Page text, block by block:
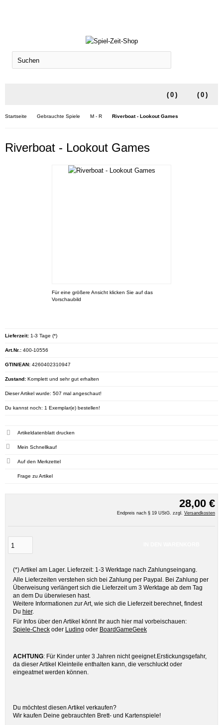
( 0 )
( 0 )
Startseite Gebrauchte Spiele M - R Riverboat - Lookout Games
Riverboat - Lookout Games
Für eine größere Ansicht klicken Sie auf das
Vorschaubild
28,00 €
Endpreis nach § 19 UStG. zzgl. Versandkosten
(*) Artikel am Lager. Lieferzeit: 1-3 Werktage nach Zahlungseingang.
Alle Lieferzeiten verstehen sich bei Zahlung per Paypal. Bei Zahlung per
Überweisung verlängert sich die Lieferzeit um 3 Werktage ab dem Tag
an dem Du überwiesen hast.
Weitere Informationen zur Art, wie sich die Lieferzeit berechnet, findest
Du hier.
Für Infos über den Artikel könnt Ihr auch hier mal vorbeischauen:
Spiele-Check oder Luding oder BoardGameGeek
ACHTUNG: Für Kinder unter 3 Jahren nicht geeignet.Erstickungsgefahr,
da dieser Artikel Kleinteile enthalten kann, die verschluckt oder
eingeatmet werden können.
Du möchtest diesen Artikel verkaufen?
Wir kaufen Deine gebrauchten Brett- und Kartenspiele!
Lieferzeit: 1-3 Tage (*)
Art.Nr.: 400-10556
GTIN/EAN: 4260402310947
Zustand: Komplett und sehr gut erhalten
Dieser Artikel wurde: 507 mal angeschaut!
Du kannst noch: 1 Exemplar(e) bestellen!
Artikeldatenblatt drucken
Mein Schnellkauf
Frage zu Artikel